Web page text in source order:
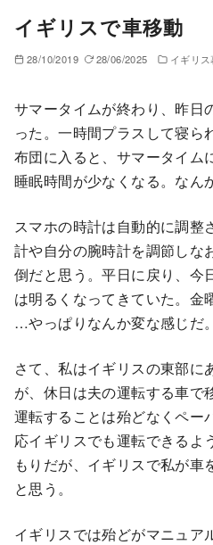
イギリスで車移動
28/10/2019 28/06/2025 イギリス
サマータイムが終わり、昨日
った。一時間プラスして寝ら
布団に入ると、サマータイム
睡眠時間が少なくなる。なん
スマホの時計は自動的に調整
計や自分の腕時計を調節しな
倒だと思う。平日に戻り、今
は明るくなってきていた。金
…やっぱりなんか変な感じだ。
さて、私はイギリスの東部に
が、休日は夫の運転する車で
運転することは殆どなくペー
応イギリスでも運転できるよ
もりだが、イギリスで私が車
と思う。
イギリスでは殆どがマニュア